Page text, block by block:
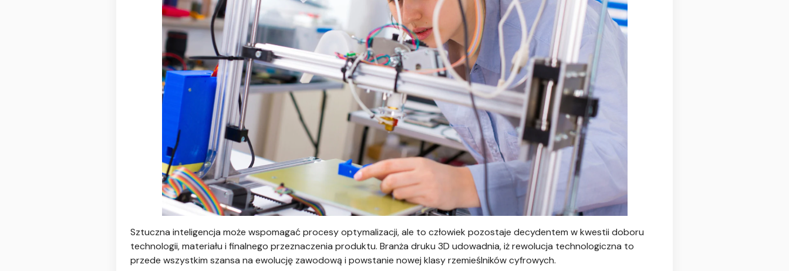
Sztuczna inteligencja może wspomagać procesy optymalizacji, ale to człowiek pozostaje decydentem w kwestii doboru
technologii, materiału i finalnego przeznaczenia produktu. Branża druku 3D udowadnia, iż rewolucja technologiczna to
przede wszystkim szansa na ewolucję zawodową i powstanie nowej klasy rzemieślników cyfrowych.